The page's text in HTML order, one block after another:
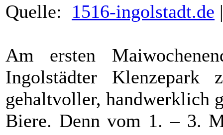
Quelle: 1516-ingolstadt.de
Am ersten
Ingolstädter
gehaltvoller, handwerklich
Biere. Denn vom 1. – 3.